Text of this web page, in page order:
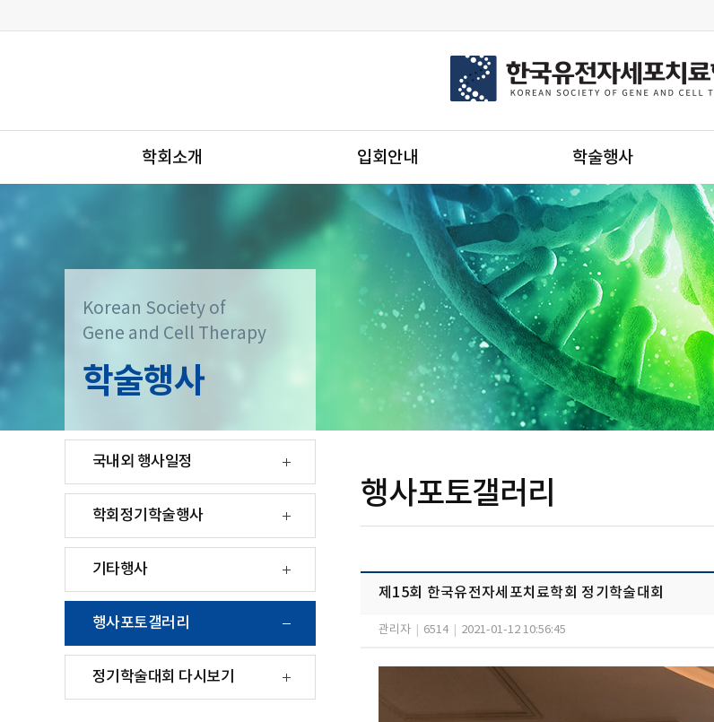
학회소개 입회안내 학술행사
Korean Society of
Gene and Cell Therapy
학술행사
국내외 행사일정
학회정기학술행사
기타행사
행사포토갤러리
정기학술대회 다시보기
행사포토갤러리
제15회 한국유전자세포치료학회 정기학술대회
관리자 6514 2021-01-12 10:56:45